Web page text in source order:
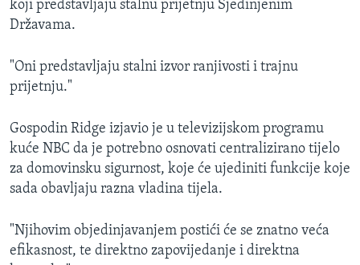
SLOBODA MEDIJA
IZBJEGLIČKA STRANA
O GLASU AMERIKE
Learning English
PRATITE NAS
koji predstavljaju stalnu prijetnju Sjedinjenim
Državama.
"Oni predstavljaju stalni izvor ranjivosti i trajnu
prijetnju."
Gospodin Ridge izjavio je u televizijskom programu
kuće NBC da je potrebno osnovati centralizirano tijelo
za domovinsku sigurnost, koje će ujediniti funkcije koje
sada obavljaju razna vladina tijela.
"Njihovim objedinjavanjem postići će se znatno veća
efikasnost, te direktno zapovijedanje i direktna